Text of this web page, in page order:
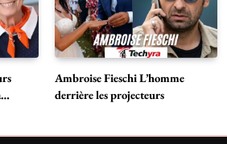
Ambroise Fieschi L’homme
derrière les projecteurs